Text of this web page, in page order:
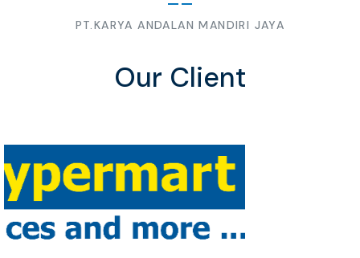
PT.KARYA ANDALAN MANDIRI JAYA
Our Client